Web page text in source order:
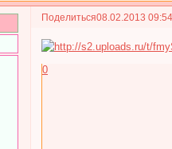
Поделиться08.02.2013
0